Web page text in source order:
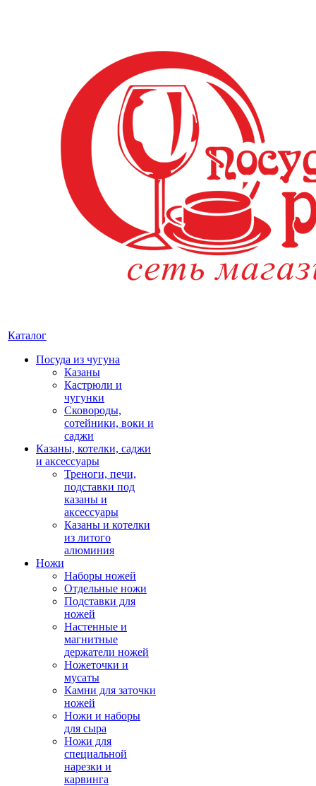
Каталог
Посуда из чугуна
Казаны
Кастрюли и
чугунки
Сковороды,
сотейники, воки и
саджи
Казаны, котелки, саджи
и аксессуары
Треноги, печи,
подставки под
казаны и
аксессуары
Казаны и котелки
из литого
алюминия
Ножи
Наборы ножей
Отдельные ножи
Подставки для
ножей
Настенные и
магнитные
держатели ножей
Ножеточки и
мусаты
Камни для заточки
ножей
Ножи и наборы
для сыра
Ножи для
специальной
нарезки и
карвинга